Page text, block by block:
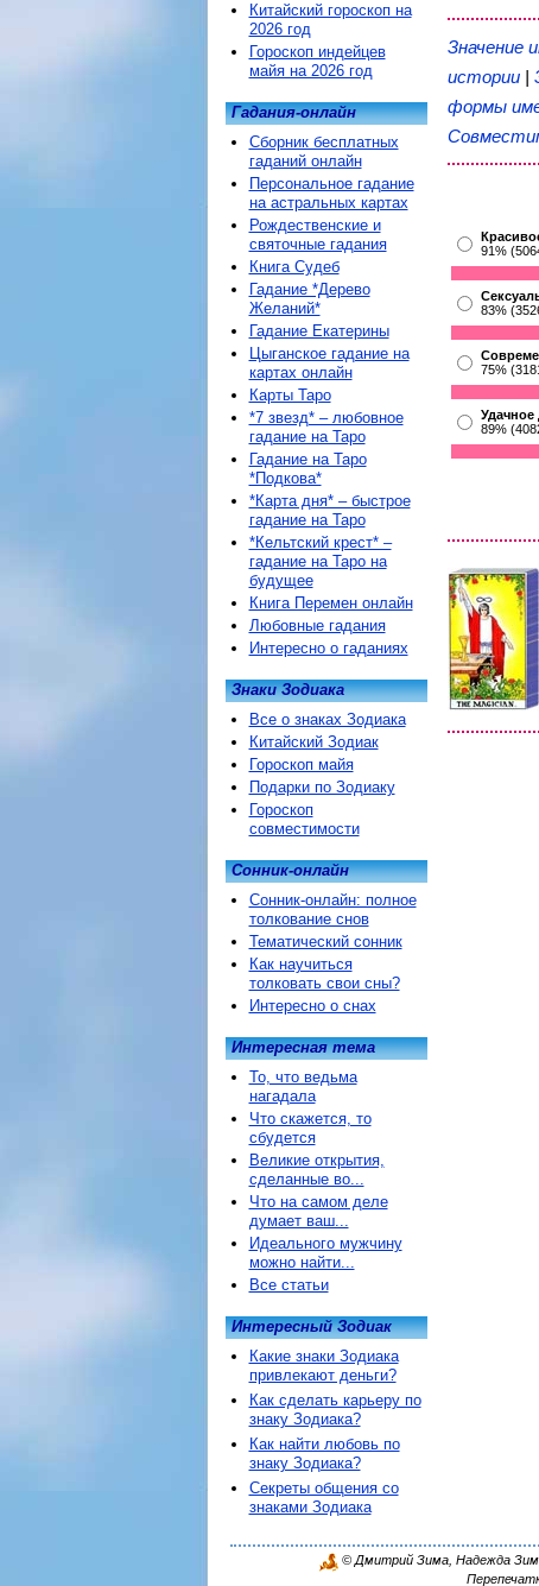
Значение
истории|
формы
91%
83%
75%
Удачное
89%
Китайский гороскоп на
2026 год
Гороскоп индейцев
майя на 2026 год
Гадания-онлайн
Сборник бесплатных
гаданий онлайн
Персональное гадание
на астральных картах
Рождественские и
святочные гадания
Книга Судеб
Гадание *Дерево
Желаний*
Гадание Екатерины
Цыганское гадание на
картах онлайн
Карты Таро
*7 звезд* – любовное
гадание на Таро
Гадание на Таро
*Подкова*
*Карта дня* – быстрое
гадание на Таро
*Кельтский крест* –
гадание на Таро на
будущее
Книга Перемен онлайн
Любовные гадания
Интересно о гаданиях
Знаки Зодиака
Все о знаках Зодиака
Китайский Зодиак
Гороскоп майя
Подарки по Зодиаку
Гороскоп
совместимости
Сонник-онлайн
Сонник-онлайн: полное
толкование снов
Тематический сонник
Как научиться
толковать свои сны?
Интересно о снах
Интересная тема
То, что ведьма
нагадала
Что скажется, то
сбудется
Великие открытия,
сделанные во...
Что на самом деле
думает ваш...
Идеального мужчину
можно найти...
Все статьи
Интересный Зодиак
Какие знаки Зодиака
привлекают деньги?
Как сделать карьеру по
знаку Зодиака?
Как найти любовь по
знаку Зодиака?
Секреты общения со
знаками Зодиака
© Дмитрий Зима, Надежда